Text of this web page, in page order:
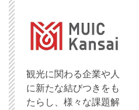
観光に関わる企業や人
に新たな結びつきをも
たらし、様々な課題解